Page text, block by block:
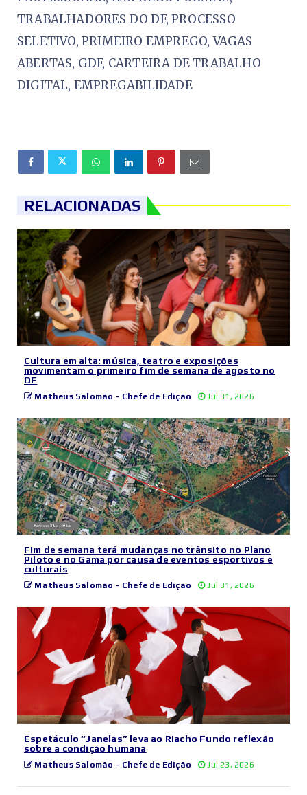
TRABALHADORES DO DF, PROCESSO
SELETIVO, PRIMEIRO EMPREGO, VAGAS
ABERTAS, GDF, CARTEIRA DE TRABALHO
DIGITAL, EMPREGABILIDADE
RELACIONADAS
Cultura em alta: música, teatro e exposições
movimentam o primeiro fim de semana de agosto no
DF
Matheus Salomão - Chefe de Edição Jul 31, 2026
Fim de semana terá mudanças no trânsito no Plano
Piloto e no Gama por causa de eventos esportivos e
culturais
Matheus Salomão - Chefe de Edição Jul 31, 2026
Espetáculo “Janelas” leva ao Riacho Fundo reflexão
sobre a condição humana
Matheus Salomão - Chefe de Edição Jul 23, 2026